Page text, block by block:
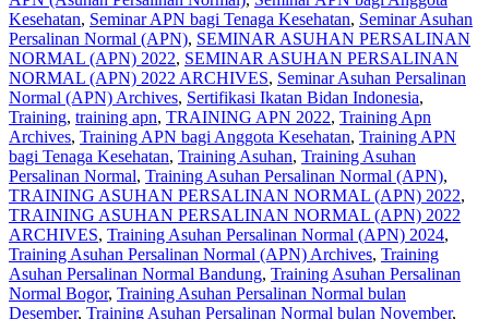
Kesehatan, Seminar APN bagi Tenaga Kesehatan, Seminar Asuhan
Persalinan Normal (APN), SEMINAR ASUHAN PERSALINAN
NORMAL (APN) 2022, SEMINAR ASUHAN PERSALINAN
NORMAL (APN) 2022 ARCHIVES, Seminar Asuhan Persalinan
Normal (APN) Archives, Sertifikasi Ikatan Bidan Indonesia,
Training, training apn, TRAINING APN 2022, Training Apn
Archives, Training APN bagi Anggota Kesehatan, Training APN
bagi Tenaga Kesehatan, Training Asuhan, Training Asuhan
Persalinan Normal, Training Asuhan Persalinan Normal (APN),
TRAINING ASUHAN PERSALINAN NORMAL (APN) 2022,
TRAINING ASUHAN PERSALINAN NORMAL (APN) 2022
ARCHIVES, Training Asuhan Persalinan Normal (APN) 2024,
Training Asuhan Persalinan Normal (APN) Archives, Training
Asuhan Persalinan Normal Bandung, Training Asuhan Persalinan
Normal Bogor, Training Asuhan Persalinan Normal bulan
Desember, Training Asuhan Persalinan Normal bulan November,